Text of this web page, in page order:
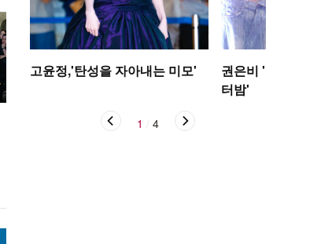
고윤정,'탄성을 자아내는 미모'
권은비 '야구장
터밤'
1 4